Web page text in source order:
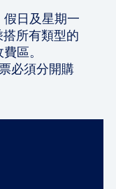
假日及星期一
所有類型的
區。
必須分開購